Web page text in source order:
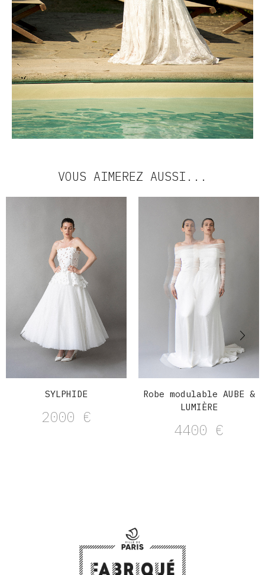
VOUS AIMEREZ AUSSI...
SYLPHIDE
2000 €
Robe modulable AUBE &
LUMIÈRE
4400 €